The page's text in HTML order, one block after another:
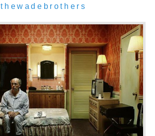
thewadebrothers